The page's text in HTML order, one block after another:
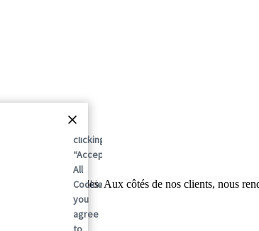
durables. Aux côtés de nos clients, nous
By
clicking
“Accept
All
Cookies”,
you
agree